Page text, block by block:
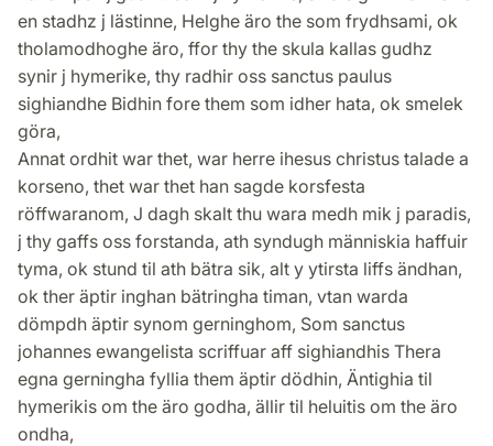
en stadhz j lästinne, Helghe äro the som frydhsami, ok
tholamodhoghe äro, ffor thy the skula kallas gudhz
synir j hymerike, thy radhir oss sanctus paulus
sighiandhe Bidhin fore them som idher hata, ok smelek
göra,
Annat ordhit war thet, war herre ihesus christus talade a
korseno, thet war thet han sagde korsfesta
röffwaranom, J dagh skalt thu wara medh mik j paradis,
j thy gaffs oss forstanda, ath syndugh människia haffuir
tyma, ok stund til ath bätra sik, alt y ytirsta liffs ändhan,
ok ther äptir inghan bätringha timan, vtan warda
dömpdh äptir synom gerninghom, Som sanctus
johannes ewangelista scriffuar aff sighiandhis Thera
egna gerningha fyllia them äptir dödhin, Äntighia til
hymerikis om the äro godha, ällir til heluitis om the äro
ondha,